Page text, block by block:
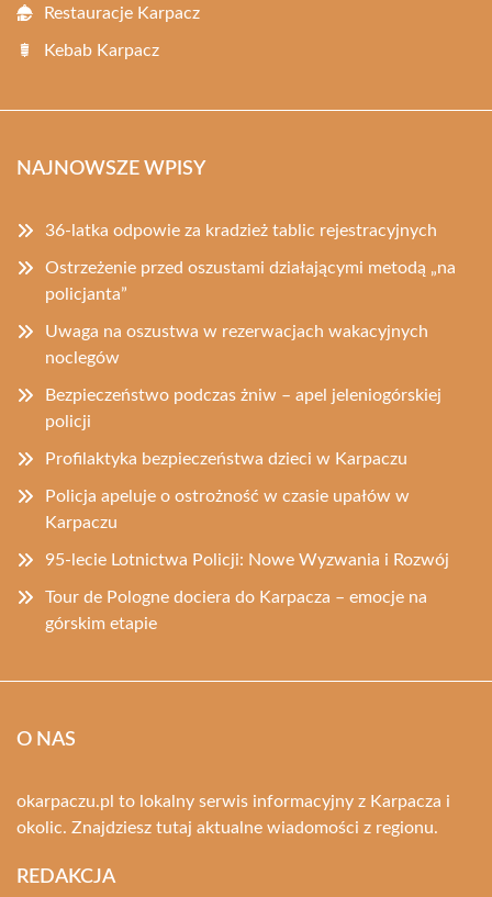
Restauracje Karpacz
Kebab Karpacz
NAJNOWSZE WPISY
36-latka odpowie za kradzież tablic rejestracyjnych
Ostrzeżenie przed oszustami działającymi metodą „na
policjanta”
Uwaga na oszustwa w rezerwacjach wakacyjnych
noclegów
Bezpieczeństwo podczas żniw – apel jeleniogórskiej
policji
Profilaktyka bezpieczeństwa dzieci w Karpaczu
Policja apeluje o ostrożność w czasie upałów w
Karpaczu
95-lecie Lotnictwa Policji: Nowe Wyzwania i Rozwój
Tour de Pologne dociera do Karpacza – emocje na
górskim etapie
O NAS
okarpaczu.pl to lokalny serwis informacyjny z Karpacza i
okolic. Znajdziesz tutaj aktualne wiadomości z regionu.
REDAKCJA